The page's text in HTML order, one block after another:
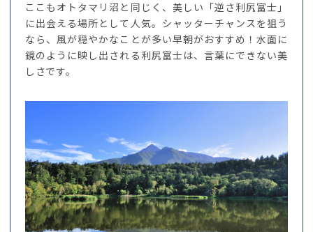
ここもオトタマリ沼と同じく、美しい「逆さ利尻富士」
に出会える場所として人気。シャッターチャンスを狙う
なら、風が穏やかなことが多い早朝がおすすめ！水面に
鏡のように映し出される利尻富士は、言葉にできない美
しさです。